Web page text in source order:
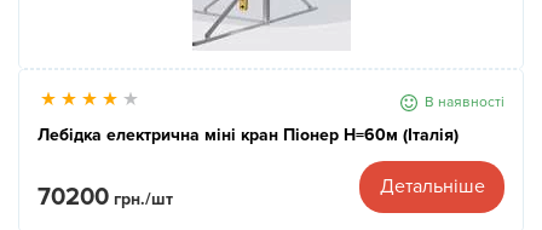
В наявності
Лебідка електрична міні кран Піонер Н=60м (Італія)
70200 грн./шт
Детальніше